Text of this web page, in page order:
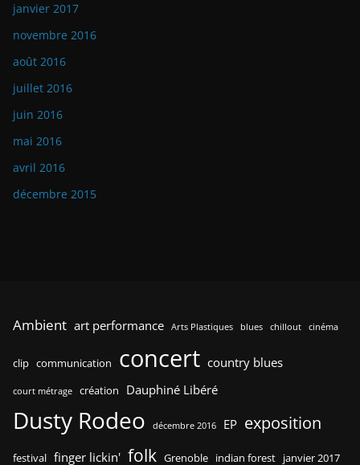
janvier 2017
novembre 2016
août 2016
juillet 2016
juin 2016
mai 2016
avril 2016
décembre 2015
Ambient art performance Arts Plastiques blues chillout cinéma
clip communication concert country blues
court métrage création Dauphiné Libéré
Dusty Rodeo décembre 2016 EP exposition
festival finger lickin' folk Grenoble indian forest janvier 2017